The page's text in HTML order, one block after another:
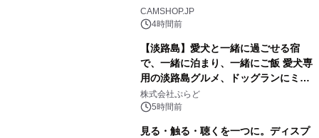
CAMSHOP.JP
4時間前
【淡路島】愛犬と一緒に過ごせる宿
で、一緒に泊まり、一緒にご飯 愛犬専
用の淡路島グルメ、ドッグランにミニ
プール グランピングとトレーラーハウ
スの2施設で
株式会社ぷらど
5時間前
見る・触る・聴くを一つに。ディスプ